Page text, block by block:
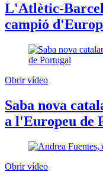
L'Atlètic-
campió
Obrir vídeo
Saba nova
a l'Europeu de
Obrir vídeo